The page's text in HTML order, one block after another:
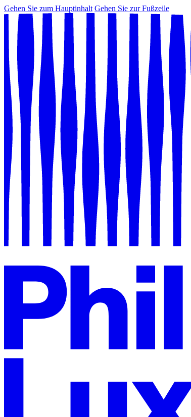
Gehen Sie zum Hauptinhalt Gehen Sie zur Fußzeile